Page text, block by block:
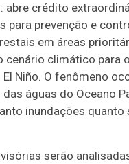
: abre crédito
para prevenção e
em áreas
cenário climático para
Niño. O fenômeno
águas do Oceano
inundações quanto
serão